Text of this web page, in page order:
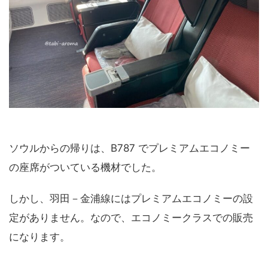
ソウルからの帰りは、B787 でプレミアムエコノミー
の座席がついている機材でした。
しかし、羽田－金浦線にはプレミアムエコノミーの設
定がありません。なので、エコノミークラスでの販売
になります。